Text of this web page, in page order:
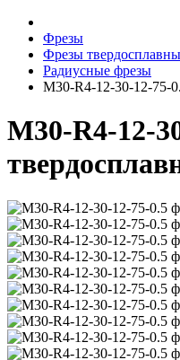
Фрезы
Фрезы
Радиусные фрезы
M30-R4-12-30-12-75-
M30-R4-12-